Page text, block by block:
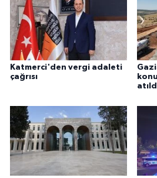
Katmerci'den vergi adaleti
çağrısı